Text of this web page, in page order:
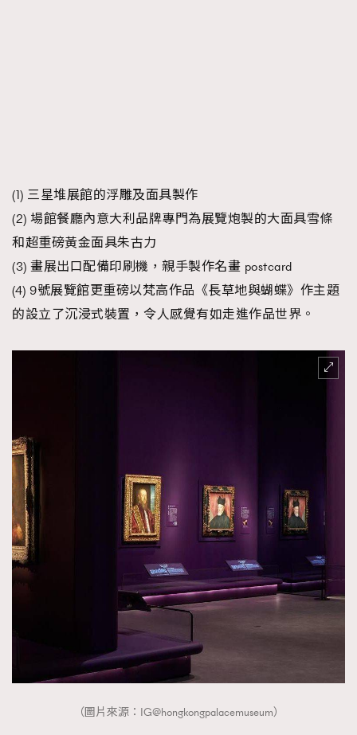
(1) 三星堆展館的浮雕及面具製作
(2) 場館餐廳內意大利品牌專門為展覽炮製的大面具雪條
和超重磅黃金面具朱古力
(3) 畫展出口配備印刷機，親手製作名畫 postcard
(4) 9號展覽館更重磅以梵高作品《長草地與蝴蝶》作主題
的設立了沉浸式裝置，令人感覺有如走進作品世界。
（圖片來源：IG@hongkongpalacemuseum）